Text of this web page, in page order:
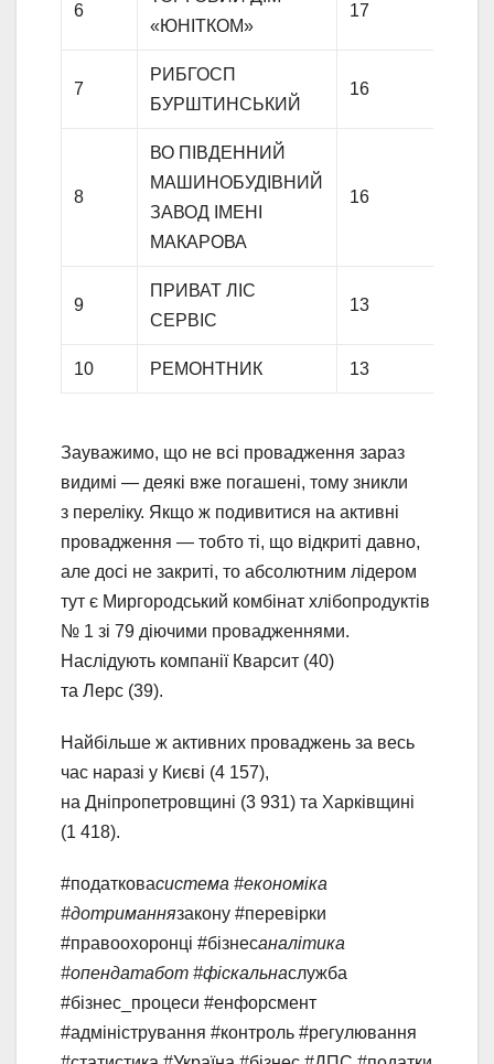
6
«ЮНІТКОМ»
17
7
РИБГОСП
БУРШТИНСЬКИЙ
16
8
ВО ПІВДЕННИЙ
МАШИНОБУДІВНИЙ
ЗАВОД ІМЕНІ
МАКАРОВА
16
9
ПРИВАТ ЛІС
СЕРВІС
13
10 РЕМОНТНИК 13
Зауважимо, що не всі провадження зараз
видимі — деякі вже погашені, тому зникли
з переліку. Якщо ж подивитися на активні
провадження — тобто ті, що відкриті давно,
але досі не закриті, то абсолютним лідером
тут є Миргородський комбінат хлібопродуктів
№ 1 зі 79 діючими провадженнями.
Наслідують компанії Кварсит (40)
та Лерс (39).
Найбільше ж активних проваджень за весь
час наразі у Києві (4 157),
на Дніпропетровщині (3 931) та Харківщині
(1 418).
#податковасистема #економіка
#дотриманнязакону #перевірки
#правоохоронці #бізнесаналітика
#опендатабот #фіскальнаслужба
#бізнес_процеси #енфорсмент
#адміністрування #контроль #регулювання